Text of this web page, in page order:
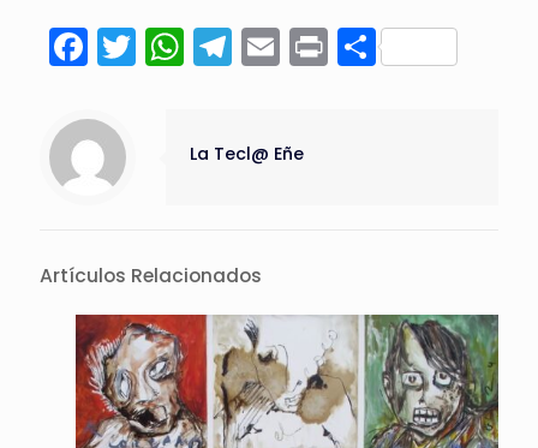
Facebook
Twitter
WhatsApp
Telegram
Email
Print
La Tecl@ Eñe
Artículos Relacionados